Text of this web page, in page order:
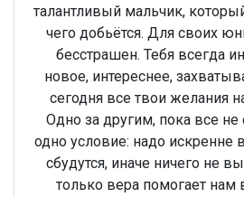
талантливый мальчик,
чего добьётся. Для своих
бесстрашен. Тебя всегда
новое, интереснее,
сегодня все твои желания
Одно за другим, пока все не
одно условие: надо искренне
сбудутся, иначе ничего не
только вера помогает нам